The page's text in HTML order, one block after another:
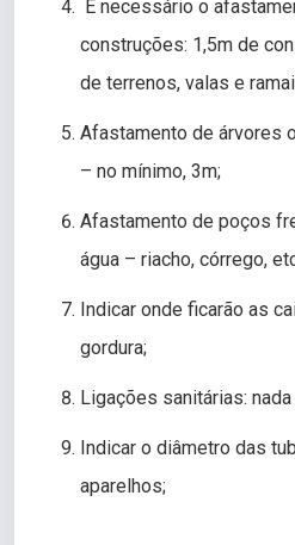
É necessário o
construções: 1,5m de
de terrenos, valas e
Afastamento de árvores
– no mínimo, 3m;
Afastamento de poços
água – riacho, córrego,
Indicar onde ficarão as
gordura;
Ligações sanitárias:
Indicar o diâmetro das
aparelhos;